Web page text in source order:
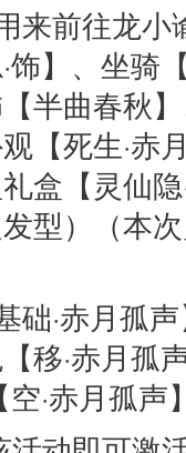
来前往龙
饰】、坐骑
半曲春秋
【死生·赤
盒【灵仙
型）（本
础·赤月孤
移·赤月孤
空·赤月孤声